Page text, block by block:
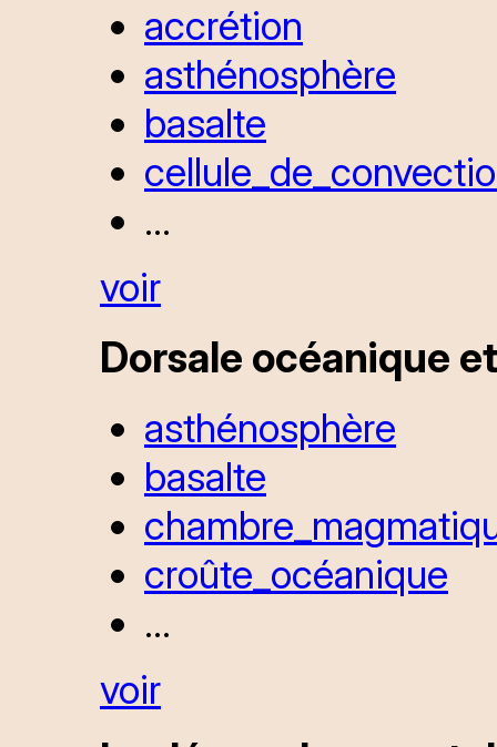
accrétion
asthénosphère
basalte
...
voir
Dorsale océanique
asthénosphère
basalte
croûte_océanique
...
voir